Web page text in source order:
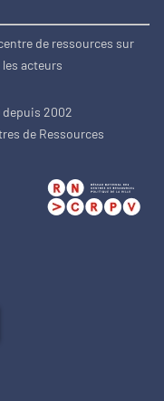
de ressources sur
acteurs
depuis 2002
de Ressources